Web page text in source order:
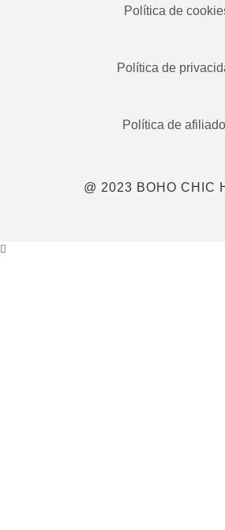
Política de
Política de
Política de
@ 2023 BOHO CHIC